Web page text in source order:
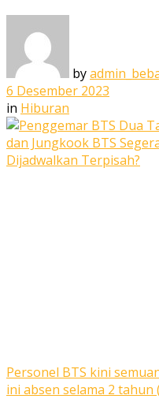
by
6 Desember 2023
in Hiburan
Personel BTS kini
ini absen selama 2